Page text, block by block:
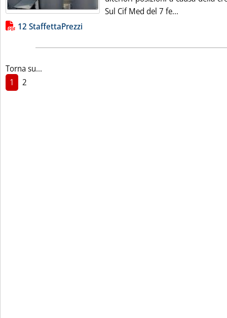
Sul Cif Med del 7 fe...
Lista allegati PDF alla notizia
12 StaffettaPrezzi
Torna su...
1
2